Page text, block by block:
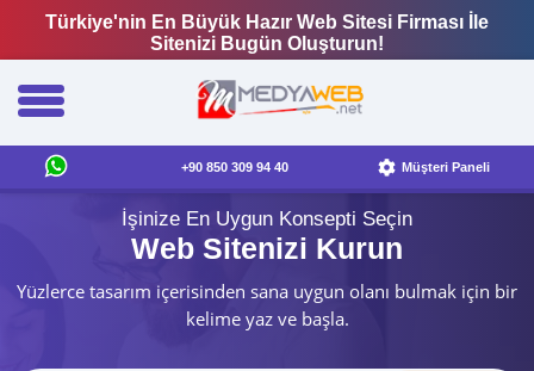
Türkiye'nin En Büyük Hazır Web Sitesi Firması İle
Sitenizi Bugün Oluşturun!
+90 850 309 94 40 Müşteri Paneli
İşinize En Uygun Konsepti Seçin
Web Sitenizi Kurun
Yüzlerce tasarım içerisinden sana uygun olanı bulmak için bir
kelime yaz ve başla.